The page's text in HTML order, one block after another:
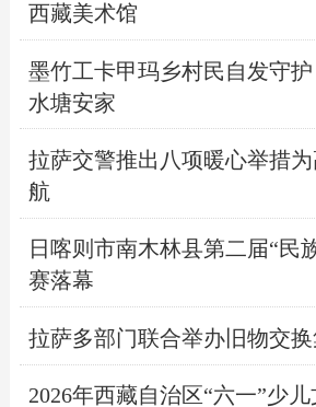
西藏美术馆
墨竹工卡甲玛乡村民自发守
水塘安家
拉萨交警推出八项暖心举措
航
日喀则市南木林县第二届“民
赛落幕
拉萨多部门联合举办旧物交
2026年西藏自治区“六一”少